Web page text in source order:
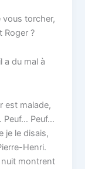
vous torcher,
Roger ?
a du mal à
est malade,
Peuf… Peuf…
je le disais,
Henri.
nuit montrent